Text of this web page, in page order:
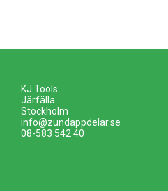
KJ Tools
Järfälla
Stockholm
info@zundappdelar.se
08-583 542 40